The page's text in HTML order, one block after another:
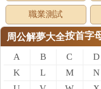
職業測試
周公解夢大全按首字
A B C D
K
L M N